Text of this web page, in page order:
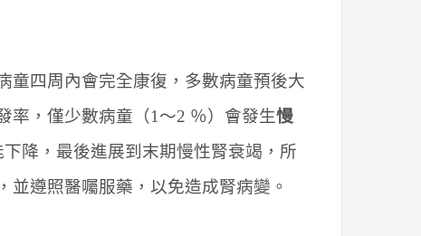
童四周內會完全康復，多數病童預後大
率，僅少數病童（1～2 ％）會發生慢
降，最後進展到末期慢性腎衰竭，所
並遵照醫囑服藥，以免造成腎病變。